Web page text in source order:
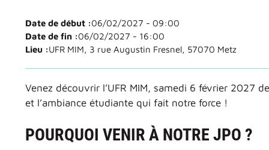
Date de début :06/02/2027 - 09:00
Date de fin :06/02/2027 - 16:00
Lieu :UFR MIM, 3 rue Augustin Fresnel, 57070 Metz
Venez découvrir l’UFR MIM, samedi 6 février 2027
et l’ambiance étudiante qui fait notre force !
POURQUOI VENIR À NOTRE JPO ?